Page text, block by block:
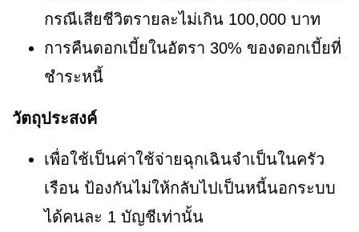
กรณีเสียชีวิตรายละไม่เกิน 100,000 บาท
การคืนดอกเบี้ยในอัตรา 30% ของดอกเบี้ยที่
ชำระหนี้
วัตถุประสงค์
เพื่อใช้เป็นค่าใช้จ่ายฉุกเฉินจำเป็นในครัว
เรือน ป้องกันไม่ให้กลับไปเป็นหนี้นอกระบบ
ได้คนละ 1 บัญชีเท่านั้น